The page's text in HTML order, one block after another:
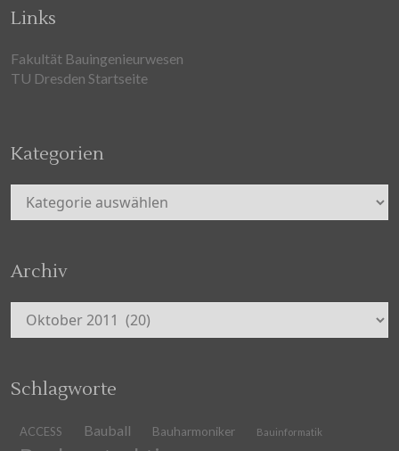
Links
Fakultät Bauingenieurwesen
TU Dresden Startseite
Kategorien
Kategorien
Archiv
Archiv
Schlagworte
ACCESS Bauball Bauharmoniker Bauinformatik